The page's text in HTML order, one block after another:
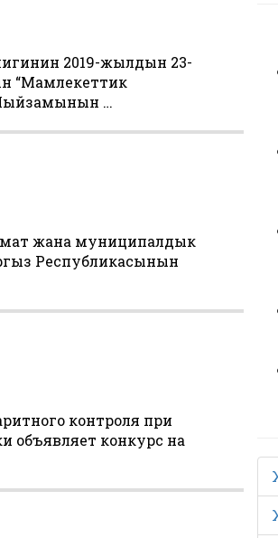
2019-жылдын 23-
“Мамлекеттик
…
жана муниципалдык
Республикасынын
контроля при
объявляет конкурс на